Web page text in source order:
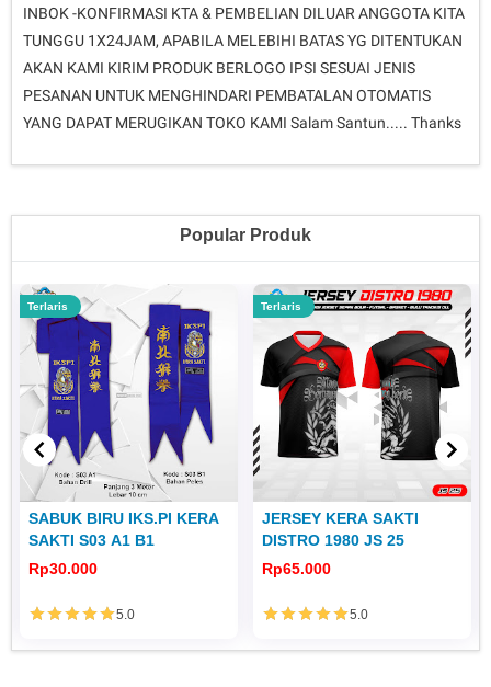
INBOK -KONFIRMASI KTA & PEMBELIAN DILUAR ANGGOTA KITA
TUNGGU 1X24JAM, APABILA MELEBIHI BATAS YG DITENTUKAN
AKAN KAMI KIRIM PRODUK BERLOGO IPSI SESUAI JENIS
PESANAN UNTUK MENGHINDARI PEMBATALAN OTOMATIS
YANG DAPAT MERUGIKAN TOKO KAMI Salam Santun..... Thanks
Popular Produk
Terlaris
SABUK BIRU IKS.PI KERA
SAKTI S03 A1 B1
Rp30.000
5.0
Terlaris
JERSEY KERA SAKTI
DISTRO 1980 JS 25
Rp65.000
5.0